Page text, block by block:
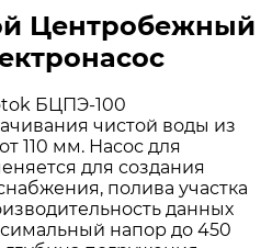
Центробежный
БЦПЭ-100
чистой воды из
110 мм. Насос для
для создания
полива участка
данных
напор до 450